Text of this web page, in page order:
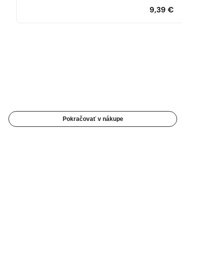
9,39€
Pokračovať v nákupe